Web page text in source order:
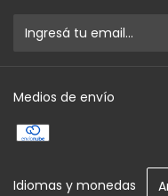
Medios de envío
Idiomas y monedas